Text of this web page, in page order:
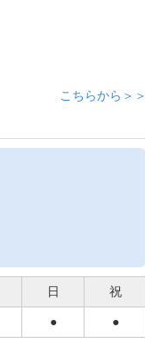
こちらから＞＞
日 祝
● ●